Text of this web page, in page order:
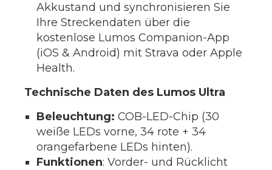
Akkustand und synchronisieren Sie
Ihre Streckendaten über die
kostenlose Lumos Companion-App
(iOS & Android) mit Strava oder Apple
Health.
Technische Daten des Lumos Ultra
Beleuchtung: COB-LED-Chip (30
weiße LEDs vorne, 34 rote + 34
orangefarbene LEDs hinten).
Funktionen: Vorder- und Rücklicht